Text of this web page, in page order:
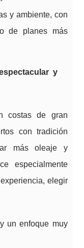
y ambiente, con
de planes más
y
costas de gran
con tradición
más oleaje y
especialmente
elegir
un enfoque muy